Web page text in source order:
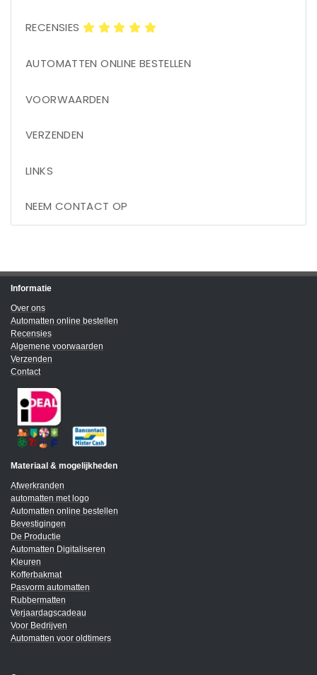
RECENSIES
AUTOMATTEN ONLINE BESTELLEN
VOORWAARDEN
VERZENDEN
LINKS
NEEM CONTACT OP
Informatie
Over ons
Automatten online bestellen
Recensies
Algemene voorwaarden
Verzenden
Contact
Materiaal & mogelijkheden
Afwerkranden
automatten met logo
Automatten online bestellen
Bevestigingen
De Productie
Automatten Digitaliseren
Kleuren
Kofferbakmat
Pasvorm automatten
Rubbermatten
Verjaardagscadeau
Voor Bedrijven
Automatten voor oldtimers